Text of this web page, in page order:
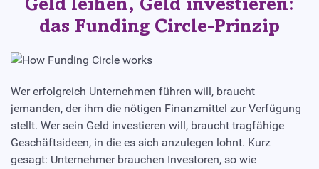
Geld leihen, Geld investieren:
das Funding Circle-Prinzip
Wer erfolgreich Unternehmen führen will, braucht
jemanden, der ihm die nötigen Finanzmittel zur Verfügung
stellt. Wer sein Geld investieren will, braucht tragfähige
Geschäftsideen, in die es sich anzulegen lohnt. Kurz
gesagt: Unternehmer brauchen Investoren, so wie